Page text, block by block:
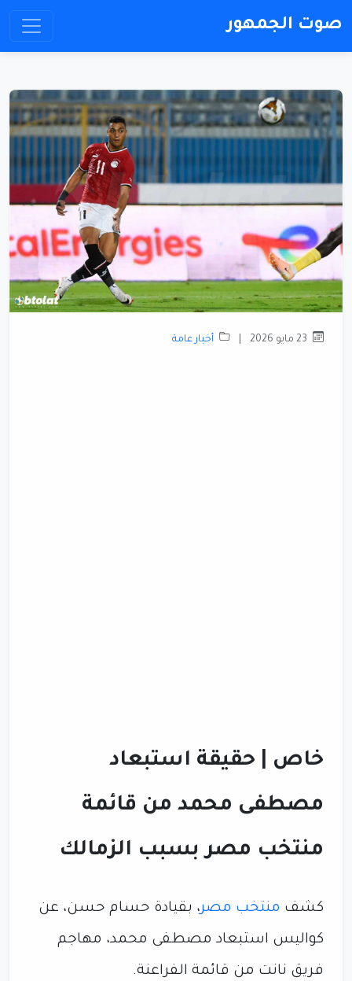
صوت الجمهور
أخبار عامة
خاص | حقيقة استبعاد
مصطفى محمد من قائمة
منتخب مصر بسبب الزمالك
كشف منتخب مصر، بقيادة حسام حسن، عن
كواليس استبعاد مصطفى محمد، مهاجم
فريق نانت من قائمة الفراعنة.